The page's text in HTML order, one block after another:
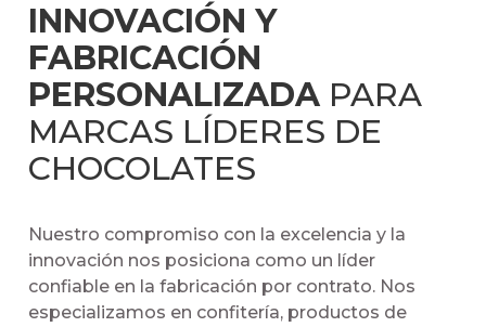
INNOVACIÓN Y
FABRICACIÓN
PERSONALIZADA PARA
MARCAS LÍDERES DE
CHOCOLATES
Nuestro compromiso con la excelencia y la
innovación nos posiciona como un líder
confiable en la fabricación por contrato. Nos
especializamos en confitería, productos de